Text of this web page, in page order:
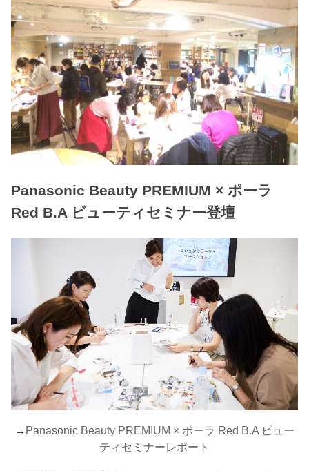
Panasonic Beauty PREMIUM × ポーラ
Red B.A ビューティセミナー登壇
→ Panasonic Beauty PREMIUM × ポーラ Red B.A ビュー
ティセミナーレポート